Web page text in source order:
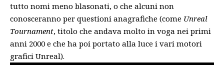
tutto nomi meno blasonati, o che alcuni non
conosceranno per questioni anagrafiche (come Unreal
Tournament, titolo che andava molto in voga nei primi
anni 2000 e che ha poi portato alla luce i vari motori
grafici Unreal).